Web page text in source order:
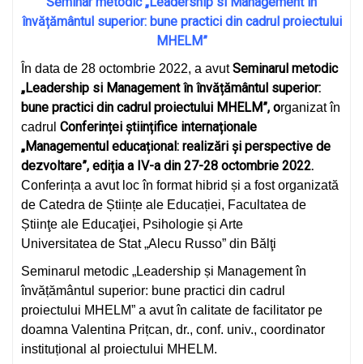
învățământul superior: bune practici din cadrul proiectului
MHELM”
În data de 28 octombrie 2022, a avutSeminarul metodic
„Leadership si Management în învățământul superior:
bune practici din cadrul proiectului MHELM”, organizat în
cadrul Conferinței științifice internaționale
„Managementul educațional: realizări și perspective de
dezvoltare”, ediția a IV-a din 27-28 octombrie 2022.
Conferința a avut loc în format hibrid și a fost organizată
de Catedra de Științe ale Educației, Facultatea de
Știinţe ale Educaţiei, Psihologie și Arte
Universitatea de Stat „Alecu Russo” din Bălţi
Seminarul metodic „Leadership și Management în
învățământul superior: bune practici din cadrul
proiectului MHELM” a avut în calitate de facilitator pe
doamna Valentina Prițcan, dr., conf. univ., coordinator
instituțional al proiectului MHELM.